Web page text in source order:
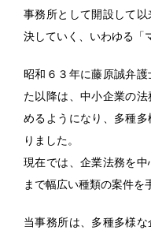
事務所として開設して
決していく、いわゆる「
昭和６３年に藤原誠弁
た以降は、中小企業の
めるようになり、多種
りました。
現在では、企業法務を
まで幅広い種類の案件を
当事務所は、多種多様